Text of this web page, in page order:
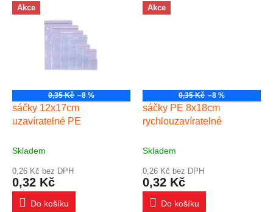
pro balení drobných
předmětů. V balení...
Rozměry: šířka 10 cm, výška
15 cm. Balení...
Akce
0,35 Kč –8 %
sáčky 12x17cm
uzavíratelné PE
Skladem
0,26 Kč bez DPH
0,32 Kč
Do košíku
Akce
0,35 Kč –8 %
sáčky PE 8x18cm
rychlouzavíratelné
Skladem
0,26 Kč bez DPH
0,32 Kč
Do košíku